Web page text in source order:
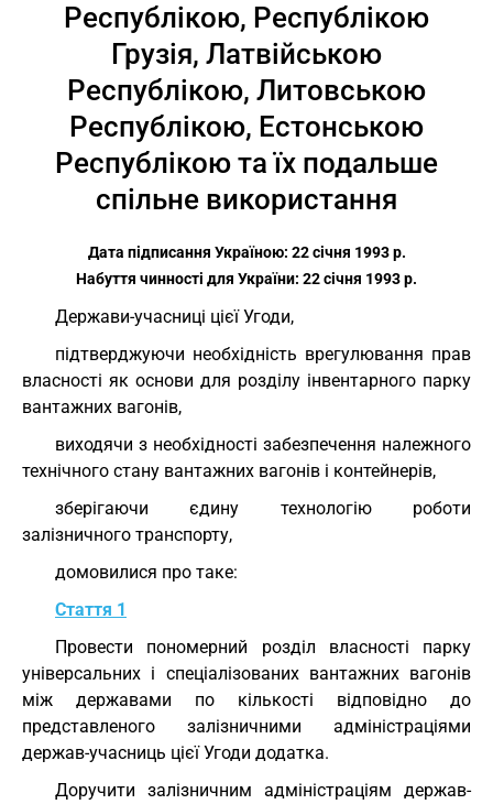
Республікою, Республікою
Грузія, Латвійською
Республікою, Литовською
Республікою, Естонською
Республікою та їх подальше
спільне використання
Дата підписання Україною: 22 січня 1993 р.
Набуття чинності для України: 22 січня 1993 р.
Держави-учасниці цієї Угоди,
підтверджуючи необхідність врегулювання прав
власності як основи для розділу інвентарного парку
вантажних вагонів,
виходячи з необхідності забезпечення належного
технічного стану вантажних вагонів і контейнерів,
зберігаючи єдину технологію роботи
залізничного транспорту,
домовилися про таке:
Стаття 1
Провести пономерний розділ власності парку
універсальних і спеціалізованих вантажних вагонів
між державами по кількості відповідно до
представленого залізничними адміністраціями
держав-учасниць цієї Угоди додатка.
Доручити залізничним адміністраціям держав-